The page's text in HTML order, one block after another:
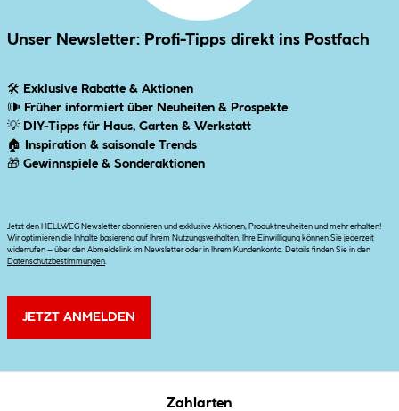
Unser Newsletter: Profi-Tipps direkt ins Postfach
🛠 Exklusive Rabatte & Aktionen
🕪 Früher informiert über Neuheiten & Prospekte
💡 DIY-Tipps für Haus, Garten & Werkstatt
🏠
Inspiration & saisonale Trends
🎁 Gewinnspiele & Sonderaktionen
Jetzt den HELLWEG Newsletter abonnieren und exklusive Aktionen, Produktneuheiten und mehr erhalten!
Wir optimieren die Inhalte basierend auf Ihrem Nutzungsverhalten. Ihre Einwilligung können Sie jederzeit
widerrufen – über den Abmeldelink im Newsletter oder in Ihrem Kundenkonto. Details finden Sie in den
Datenschutzbestimmungen
JETZT ANMELDEN
Zahlarten